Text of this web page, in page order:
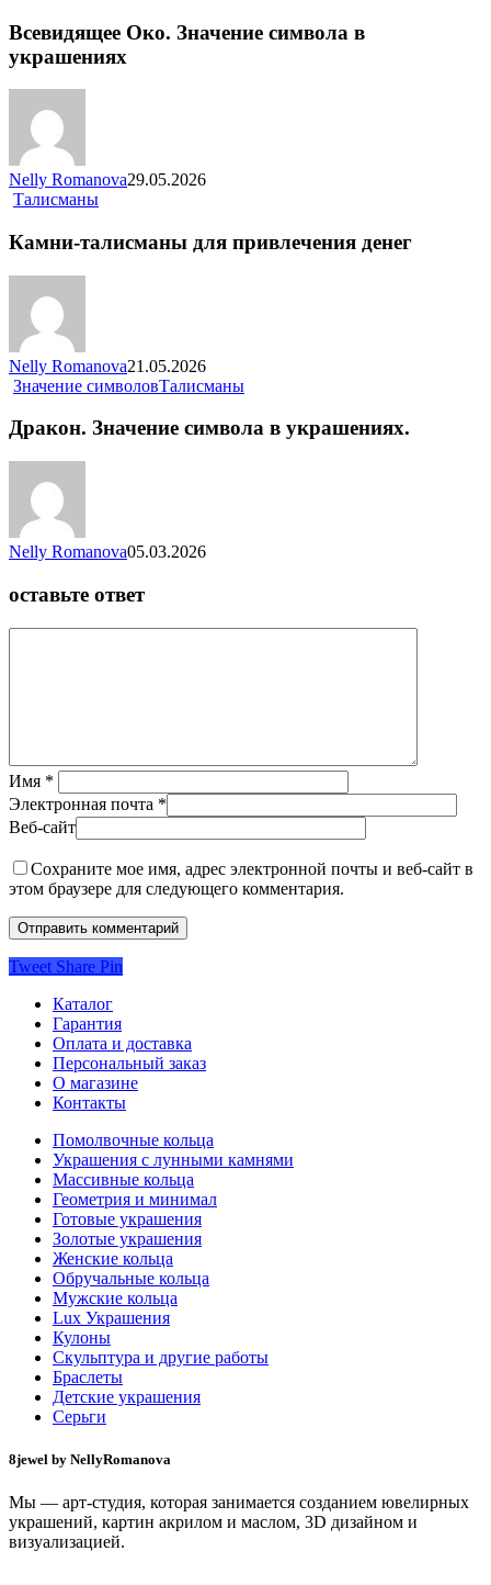
Всевидящее Око. Значение символа в
украшениях
Nelly Romanova29.05.2026
Талисманы
Камни-талисманы для привлечения денег
Nelly Romanova21.05.2026
Значение символовТалисманы
Дракон. Значение символа в украшениях.
Nelly Romanova05.03.2026
оставьте ответ
Имя *
Электронная почта *
Веб-сайт
Сохраните мое имя, адрес электронной почты и веб-сайт в
этом браузере для следующего комментария.
Tweet Share Pin
Каталог
Гарантия
Оплата и доставка
Персональный заказ
О магазине
Контакты
Помолвочные кольца
Украшения с лунными камнями
Массивные кольца
Геометрия и минимал
Готовые украшения
Золотые украшения
Женские кольца
Обручальные кольца
Мужские кольца
Lux Украшения
Кулоны
Скульптура и другие работы
Браслеты
Детские украшения
Серьги
8jewel by NellyRomanova
Мы — арт-студия, которая занимается созданием ювелирных
украшений, картин акрилом и маслом, 3D дизайном и
визуализацией.